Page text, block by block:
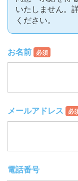
いたしません。
ください。
お名前 必須
メールアドレス 必
電話番号